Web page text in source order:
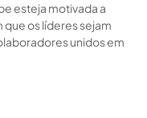
esteja motivada a
os líderes sejam
unidos em